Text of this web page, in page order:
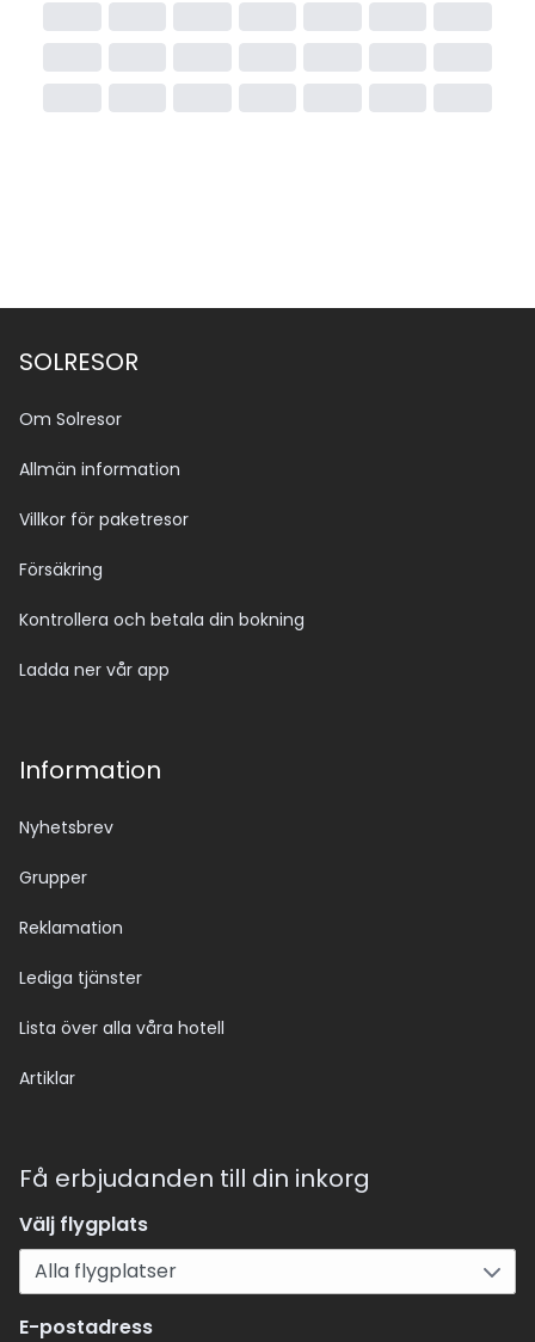
SOLRESOR
Om Solresor
Allmän information
Villkor för paketresor
Försäkring
Kontrollera och betala din bokning
Ladda ner vår app
Information
Nyhetsbrev
Grupper
Reklamation
Lediga tjänster
Lista över alla våra hotell
Artiklar
Få erbjudanden till din inkorg
Välj flygplats
E-postadress